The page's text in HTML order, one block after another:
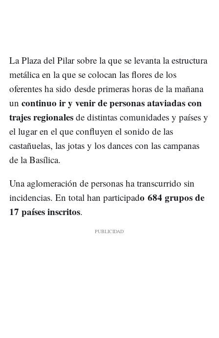
La Plaza del Pilar sobre la que se levanta la estructura
metálica en la que se colocan las flores de los
oferentes ha sido desde primeras horas de la mañana
un continuo ir y venir de personas ataviadas con
trajes regionales de distintas comunidades y países y
el lugar en el que confluyen el sonido de las
castañuelas, las jotas y los dances con las campanas
de la Basílica.
Una aglomeración de personas ha transcurrido sin
incidencias. En total han participado 684 grupos de
17 países inscritos.